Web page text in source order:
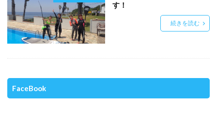
す！
続きを読む
FaceBook